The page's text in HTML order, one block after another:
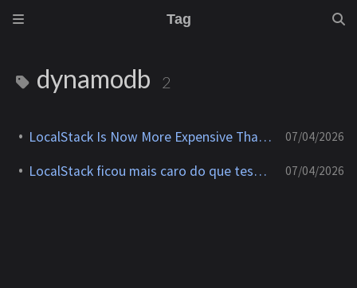
Tag
dynamodb 2
LocalStack Is Now More Expensive Than Testing on AWS 07/04/2026
LocalStack ficou mais caro do que testar na AWS 07/04/2026